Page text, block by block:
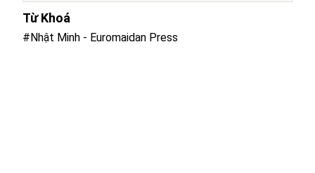
Từ Khoá
#Nhật Minh - Euromaidan Press